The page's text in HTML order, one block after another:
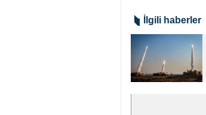
İlgili haberler